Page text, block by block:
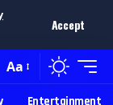
Accept
Aa
Entertainment